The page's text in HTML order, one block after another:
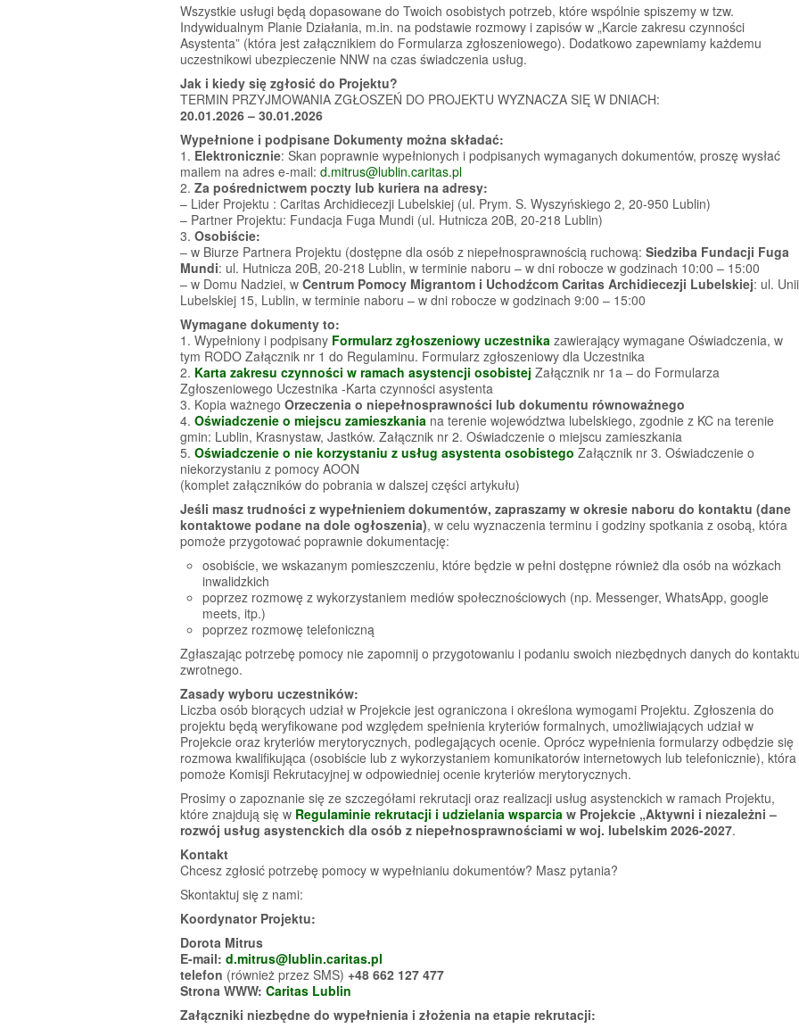
Wszystkie usługi będą dopasowane do Twoich osobistych potrzeb, które wspólnie spiszemy w tzw.
Indywidualnym Planie Działania, m.in. na podstawie rozmowy i zapisów w „Karcie zakresu czynności
Asystenta” (która jest załącznikiem do Formularza zgłoszeniowego). Dodatkowo zapewniamy każdemu
uczestnikowi ubezpieczenie NNW na czas świadczenia usług.
Jak i kiedy się zgłosić do Projektu?
TERMIN PRZYJMOWANIA ZGŁOSZEŃ DO PROJEKTU WYZNACZA SIĘ W DNIACH:
20.01.2026 – 30.01.2026
Wypełnione i podpisane Dokumenty można składać:
1. Elektronicznie: Skan poprawnie wypełnionych i podpisanych wymaganych dokumentów, proszę wysłać
mailem na adres e-mail: d.mitrus@lublin.caritas.pl
2. Za pośrednictwem poczty lub kuriera na adresy:
– Lider Projektu : Caritas Archidiecezji Lubelskiej (ul. Prym. S. Wyszyńskiego 2, 20-950 Lublin)
– Partner Projektu: Fundacja Fuga Mundi (ul. Hutnicza 20B, 20-218 Lublin)
3. Osobiście:
– w Biurze Partnera Projektu (dostępne dla osób z niepełnosprawnością ruchową: Siedziba Fundacji Fuga
Mundi: ul. Hutnicza 20B, 20-218 Lublin, w terminie naboru – w dni robocze w godzinach 10:00 – 15:00
– w Domu Nadziei, w Centrum Pomocy Migrantom i Uchodźcom Caritas Archidiecezji Lubelskiej: ul. Unii
Lubelskiej 15, Lublin, w terminie naboru – w dni robocze w godzinach 9:00 – 15:00
Wymagane dokumenty to:
1. Wypełniony i podpisany Formularz zgłoszeniowy uczestnika zawierający wymagane Oświadczenia, w
tym RODO Załącznik nr 1 do Regulaminu. Formularz zgłoszeniowy dla Uczestnika
2. Karta zakresu czynności w ramach asystencji osobistej Załącznik nr 1a – do Formularza
Zgłoszeniowego Uczestnika -Karta czynności asystenta
3. Kopia ważnego Orzeczenia o niepełnosprawności lub dokumentu równoważnego
4. Oświadczenie o miejscu zamieszkania na terenie województwa lubelskiego, zgodnie z KC na terenie
gmin: Lublin, Krasnystaw, Jastków. Załącznik nr 2. Oświadczenie o miejscu zamieszkania
5. Oświadczenie o nie korzystaniu z usług asystenta osobistego Załącznik nr 3. Oświadczenie o
niekorzystaniu z pomocy AOON
(komplet załączników do pobrania w dalszej części artykułu)
Jeśli masz trudności z wypełnieniem dokumentów, zapraszamy w okresie naboru do kontaktu (dane
kontaktowe podane na dole ogłoszenia), w celu wyznaczenia terminu i godziny spotkania z osobą, która
pomoże przygotować poprawnie dokumentację:
osobiście, we wskazanym pomieszczeniu, które będzie w pełni dostępne również dla osób na wózkach
inwalidzkich
poprzez rozmowę z wykorzystaniem mediów społecznościowych (np. Messenger, WhatsApp, google
meets, itp.)
poprzez rozmowę telefoniczną
Zgłaszając potrzebę pomocy nie zapomnij o przygotowaniu i podaniu swoich niezbędnych danych do
zwrotnego.
Zasady wyboru uczestników:
Liczba osób biorących udział w Projekcie jest ograniczona i określona wymogami Projektu. Zgłoszenia do
projektu będą weryfikowane pod względem spełnienia kryteriów formalnych, umożliwiających udział w
Projekcie oraz kryteriów merytorycznych, podlegających ocenie. Oprócz wypełnienia formularzy odbędzie się
rozmowa kwalifikująca (osobiście lub z wykorzystaniem komunikatorów internetowych lub telefonicznie), która
pomoże Komisji Rekrutacyjnej w odpowiedniej ocenie kryteriów merytorycznych.
Prosimy o zapoznanie się ze szczegółami rekrutacji oraz realizacji usług asystenckich w ramach Projektu,
które znajdują się w Regulaminie rekrutacji i udzielania wsparcia w Projekcie „Aktywni i niezależni –
rozwój usług asystenckich dla osób z niepełnosprawnościami w woj. lubelskim 2026-2027.
Kontakt
Chcesz zgłosić potrzebę pomocy w wypełnianiu dokumentów? Masz pytania?
Skontaktuj się z nami:
Koordynator Projektu:
Dorota Mitrus
E-mail: d.mitrus@lublin.caritas.pl
telefon (również przez SMS) +48 662 127 477
Strona WWW: Caritas Lublin
Załączniki niezbędne do wypełnienia i złożenia na etapie rekrutacji: